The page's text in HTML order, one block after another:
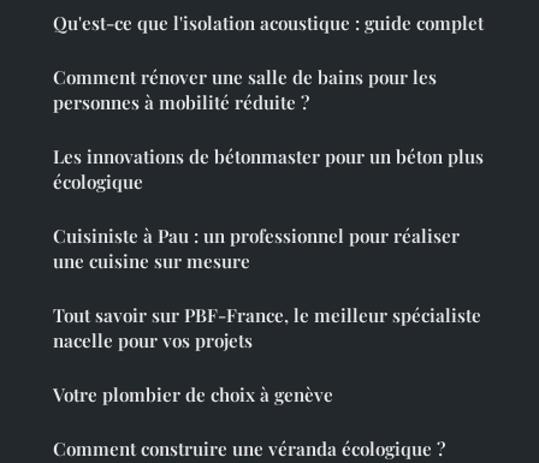
Qu'est-ce que l'isolation acoustique : guide complet
Comment rénover une salle de bains pour les
personnes à mobilité réduite ?
Les innovations de bétonmaster pour un béton plus
écologique
Cuisiniste à Pau : un professionnel pour réaliser
une cuisine sur mesure
Tout savoir sur PBF-France, le meilleur spécialiste
nacelle pour vos projets
Votre plombier de choix à genève
Comment construire une véranda écologique ?